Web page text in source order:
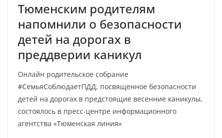
Тюменским родителям
напомнили о безопасности
детей на дорогах в
преддверии каникул
Онлайн родительское собрание
#CемьяСоблюдаетПДД, посвященное безопасности
детей на дорогах в предстоящие весенние каникулы,
состоялось в пресс-центре информационного
агентства «Тюменская линия»